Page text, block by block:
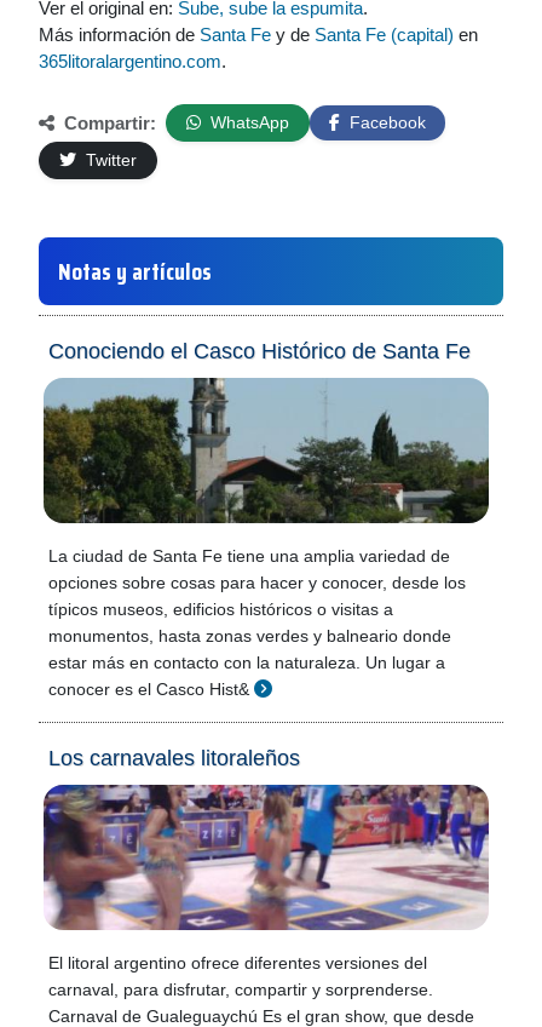
Ver el original en: Sube, sube la espumita.
Más información de Santa Fe y de Santa Fe (capital) en
365litoralargentino.com.
Compartir: WhatsApp
Facebook
Twitter
Notas y artículos
Conociendo el Casco Histórico de Santa Fe
La ciudad de Santa Fe tiene una amplia variedad de
opciones sobre cosas para hacer y conocer, desde los
típicos museos, edificios históricos o visitas a
monumentos, hasta zonas verdes y balneario donde
estar más en contacto con la naturaleza. Un lugar a
conocer es el Casco Hist&
Los carnavales litoraleños
El litoral argentino ofrece diferentes versiones del
carnaval, para disfrutar, compartir y sorprenderse.
Carnaval de Gualeguaychú Es el gran show, que desde